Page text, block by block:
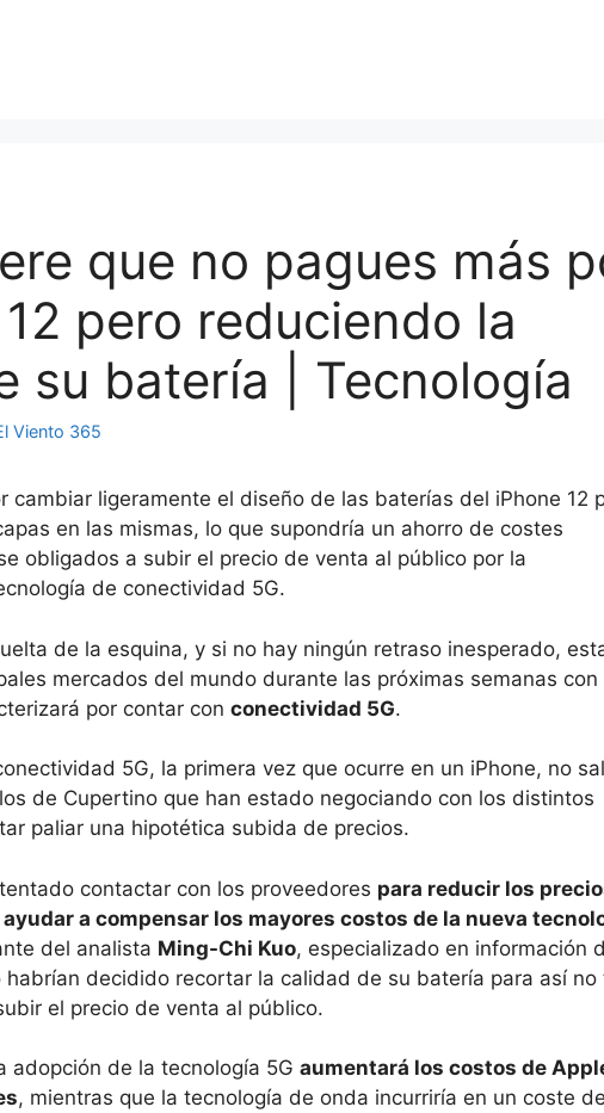
que no pagues más
pero reduciendo la
su batería | Tecnología
Viento 365
cambiar ligeramente el diseño de las baterías del iPhone 12
en las mismas, lo que supondría un ahorro de costes
obligados a subir el precio de venta al público por la
de conectividad 5G.
de la esquina, y si no hay ningún retraso inesperado,
mercados del mundo durante las próximas semanas con
por contar con conectividad 5G.
5G, la primera vez que ocurre en un iPhone, no
de Cupertino que han estado negociando con los distintos
paliar una hipotética subida de precios.
contactar con los proveedores para reducir los
a compensar los mayores costos de la nueva
del analista Ming-Chi Kuo, especializado en información
habrían decidido recortar la calidad de su batería para así no
el precio de venta al público.
adopción de la tecnología 5G aumentará los costos de
, mientras que la tecnología de onda incurriría en un coste